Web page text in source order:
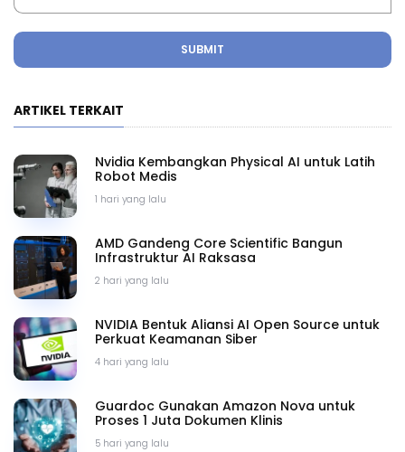
SUBMIT
ARTIKEL TERKAIT
1 hari yang lalu
Nvidia Kembangkan Physical AI untuk Latih
Robot Medis
2 hari yang lalu
AMD Gandeng Core Scientific Bangun
Infrastruktur AI Raksasa
4 hari yang lalu
NVIDIA Bentuk Aliansi AI Open Source untuk
Perkuat Keamanan Siber
5 hari yang lalu
Guardoc Gunakan Amazon Nova untuk
Proses 1 Juta Dokumen Klinis